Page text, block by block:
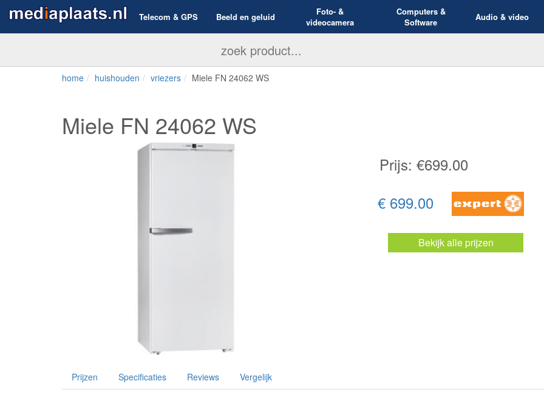
Telecom & GPS Beeld en geluid
Foto- &
videocamera
Computers &
Software
Audio & video
home huishouden vriezers Miele FN 24062 WS
Miele FN 24062 WS
Prijs: €699.00
€ 699.00
Bekijk alle prijzen
Prijzen Specificaties Reviews Vergelijk